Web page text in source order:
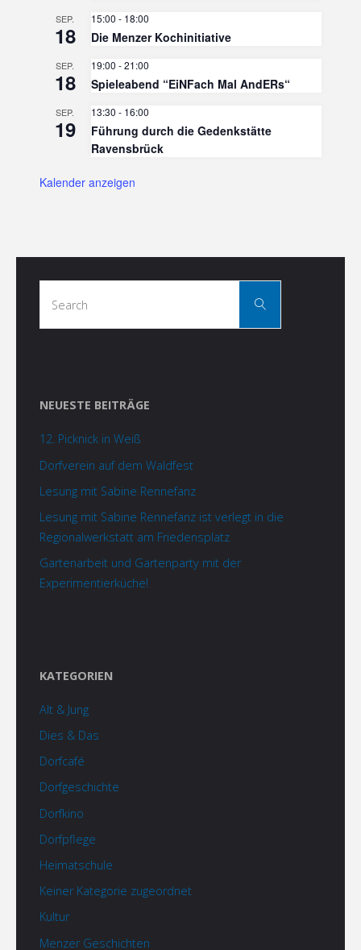
SEP.
18
15:00 - 18:00
Die Menzer Kochinitiative
SEP.
18
19:00 -21:00
Spieleabend “EiNFach Mal AndERs“
SEP.
19
13:30 - 16:00
Führung durch die Gedenkstätte
Ravensbrück
Kalender anzeigen
Search
NEUESTE BEITRÄGE
12. Picknick in Weiß
Dorfverein auf dem Waldfest
Lesung mit Sabine Rennefanz
Lesung mit Sabine Rennefanz ist verlegt in die
Regionalwerkstatt am Friedensplatz
Gartenarbeit und Gartenparty mit der
Experimentierküche!
KATEGORIEN
Alt & Jung
Dies & Das
Dorfcafé
Dorfgeschichte
Dorfkino
Dorfpflege
Heimatschule
Keiner Kategorie zugeordnet
Kultur
Menzer Geschichten